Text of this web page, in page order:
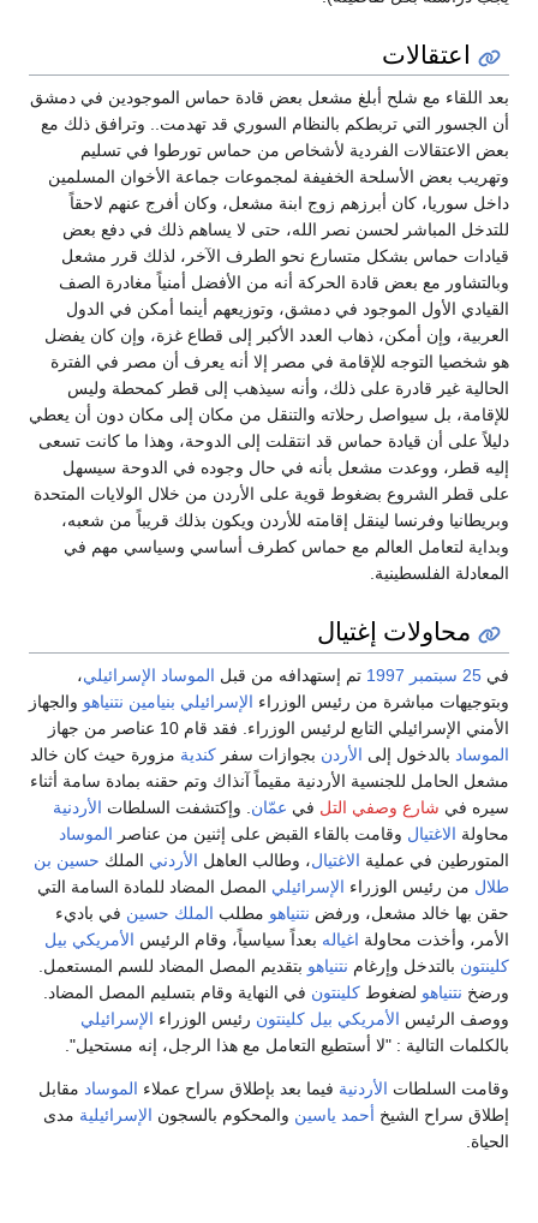
اعتقالات
بعد اللقاء مع شلح أبلغ مشعل بعض قادة حماس الموجودين في دمشق
أن الجسور التي تربطكم بالنظام السوري قد تهدمت.. وترافق ذلك مع
بعض الاعتقالات الفردية لأشخاص من حماس تورطوا في تسليم
وتهريب بعض الأسلحة الخفيفة لمجموعات جماعة الأخوان المسلمين
داخل سوريا، كان أبرزهم زوج ابنة مشعل، وكان أفرج عنهم لاحقاً
للتدخل المباشر لحسن نصر الله، حتى لا يساهم ذلك في دفع بعض
قيادات حماس بشكل متسارع نحو الطرف الآخر، لذلك قرر مشعل
وبالتشاور مع بعض قادة الحركة أنه من الأفضل أمنياً مغادرة الصف
القيادي الأول الموجود في دمشق، وتوزيعهم أينما أمكن في الدول
العربية، وإن أمكن، ذهاب العدد الأكبر إلى قطاع غزة، وإن كان يفضل
هو شخصيا التوجه للإقامة في مصر إلا أنه يعرف أن مصر في الفترة
الحالية غير قادرة على ذلك، وأنه سيذهب إلى قطر كمحطة وليس
للإقامة، بل سيواصل رحلاته والتنقل من مكان إلى مكان دون أن يعطي
دليلاً على أن قيادة حماس قد انتقلت إلى الدوحة، وهذا ما كانت تسعى
إليه قطر، ووعدت مشعل بأنه في حال وجوده في الدوحة سيسهل
على قطر الشروع بضغوط قوية على الأردن من خلال الولايات المتحدة
وبريطانيا وفرنسا لينقل إقامته للأردن ويكون بذلك قريباً من شعبه،
وبداية لتعامل العالم مع حماس كطرف أساسي وسياسي مهم في
المعادلة الفلسطينية.
محاولات إغتيال
في 25 سبتمبر 1997 تم إستهدافه من قبل الموساد الإسرائيلي،
وبتوجيهات مباشرة من رئيس الوزراء الإسرائيلي بنيامين نتنياهو والجهاز
الأمني الإسرائيلي التابع لرئيس الوزراء. فقد قام 10 عناصر من جهاز
الموساد بالدخول إلى الأردن بجوازات سفر كندية مزورة حيث كان خالد
مشعل الحامل للجنسية الأردنية مقيماً آنذاك وتم حقنه بمادة سامة أثناء
سيره في شارع وصفي التل في عمّان . وإكتشفت السلطات الأردنية
محاولة الاغتيال وقامت بالقاء القبض على إثنين من عناصر الموساد
المتورطين في عملية الاغتيال، وطالب العاهل الأردني الملك حسين بن
طلال من رئيس الوزراء الإسرائيلي المصل المضاد للمادة السامة التي
حقن بها خالد مشعل، ورفض نتنياهو مطلب الملك حسين في باديء
الأمر، وأخذت محاولة اغياله بعداً سياسياً، وقام الرئيس الأمريكي بيل
كلينتون بالتدخل وإرغام نتنياهو بتقديم المصل المضاد للسم المستعمل.
ورضخ نتنياهو لضغوط كلينتون في النهاية وقام بتسليم المصل المضاد.
ووصف الرئيس الأمريكي بيل كلينتون رئيس الوزراء الإسرائيلي
بالكلمات التالية : "لا أستطيع التعامل مع هذا الرجل، إنه مستحيل".
وقامت السلطات الأردنية فيما بعد بإطلاق سراح عملاء الموساد مقابل
إطلاق سراح الشيخ أحمد ياسين والمحكوم بالسجون الإسرائيلية مدى
الحياة.